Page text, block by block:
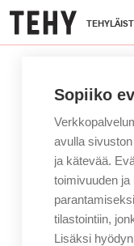
Hyppää
pääsisältöön
Sopiiko
avulla
ja kätevää.
toimivuuden
tilastointiin,
Lisäksi